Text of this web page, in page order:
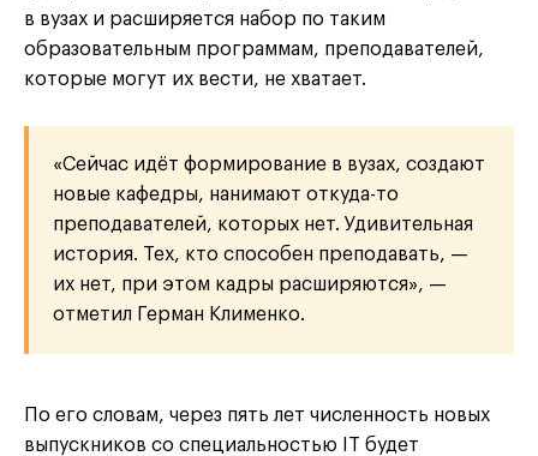
в вузах и расширяется набор по таким
образовательным программам, преподавателей,
которые могут их вести, не хватает.
«Сейчас идёт формирование в вузах, создают
новые кафедры, нанимают откуда-то
преподавателей, которых нет. Удивительная
история. Тех, кто способен преподавать, —
их нет, при этом кадры расширяются», —
отметил Герман Клименко.
По его словам, через пять лет численность новых
выпускников со специальностью IT будет